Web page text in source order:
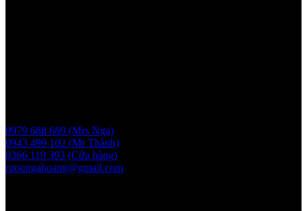
0979 688 689 (Mrs Nga)
0943 499 102 (Mr Thành)
0366 119 393 (Cửa hàng)
ruoungahoang@gmail.com